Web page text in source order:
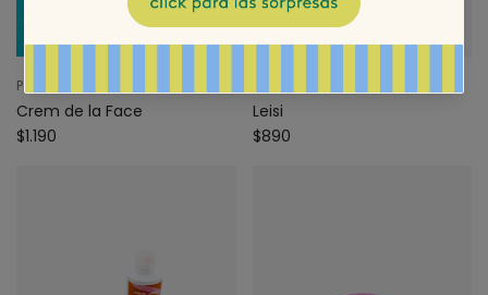
Pao Cid
Crem de la Face
$1.190
Leisi
$890